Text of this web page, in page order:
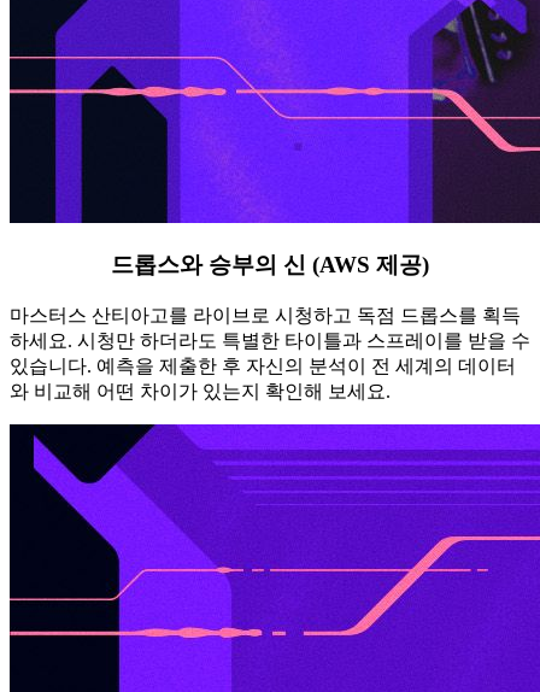
드롭스와 승부의 신 (AWS 제공)
마스터스 산티아고를 라이브로 시청하고 독점 드롭스를 획득
하세요. 시청만 하더라도 특별한 타이틀과 스프레이를 받을 수
있습니다. 예측을 제출한 후 자신의 분석이 전 세계의 데이터
와 비교해 어떤 차이가 있는지 확인해 보세요.